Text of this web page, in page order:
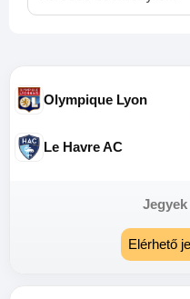
Olympique Lyon
Le Havre AC
Elérhető